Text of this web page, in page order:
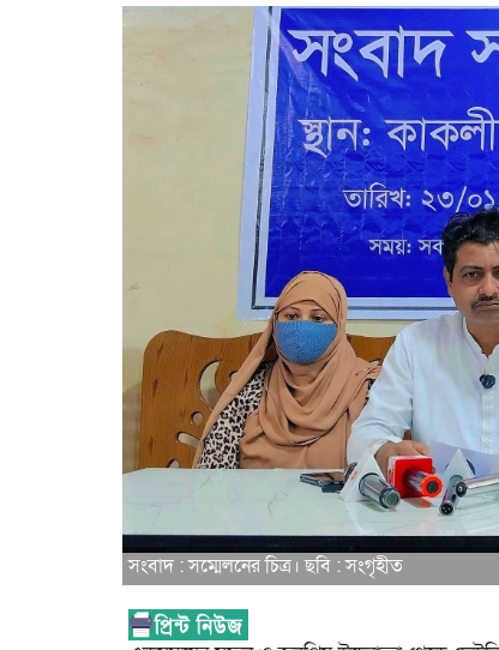
সংবাদ : সম্মেলনের চিত্র। ছবি : সংগৃহীত